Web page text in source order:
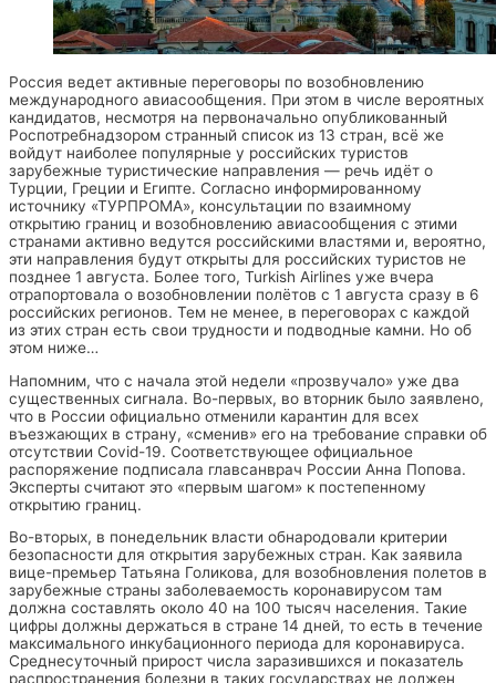
Россия ведет активные переговоры по возобновлению
международного авиасообщения. При этом в числе вероятных
кандидатов, несмотря на первоначально опубликованный
Роспотребнадзором странный список из 13 стран, всё же
войдут наиболее популярные у российских туристов
зарубежные туристические направления — речь идёт о
Турции, Греции и Египте. Согласно информированному
источнику «ТУРПРОМА», консультации по взаимному
открытию границ и возобновлению авиасообщения с этими
странами активно ведутся российскими властями и, вероятно,
эти направления будут открыты для российских туристов не
позднее 1 августа. Более того, Turkish Airlines уже вчера
отрапортовала о возобновлении полётов с 1 августа сразу в 6
российских регионов. Тем не менее, в переговорах с каждой
из этих стран есть свои трудности и подводные камни. Но об
этом ниже…
Напомним, что с начала этой недели «прозвучало» уже два
существенных сигнала. Во-первых, во вторник было заявлено,
что в России официально отменили карантин для всех
въезжающих в страну, «сменив» его на требование справки об
отсутствии Covid-19. Соответствующее официальное
распоряжение подписала главсанврач России Анна Попова.
Эксперты считают это «первым шагом» к постепенному
открытию границ.
Во-вторых, в понедельник власти обнародовали критерии
безопасности для открытия зарубежных стран. Как заявила
вице-премьер Татьяна Голикова, для возобновления полетов в
зарубежные страны заболеваемость коронавирусом там
должна составлять около 40 на 100 тысяч населения. Такие
цифры должны держаться в стране 14 дней, то есть в течение
максимального инкубационного периода для коронавируса.
Среднесуточный прирост числа заразившихся и показатель
распространения болезни в таких государствах не должен